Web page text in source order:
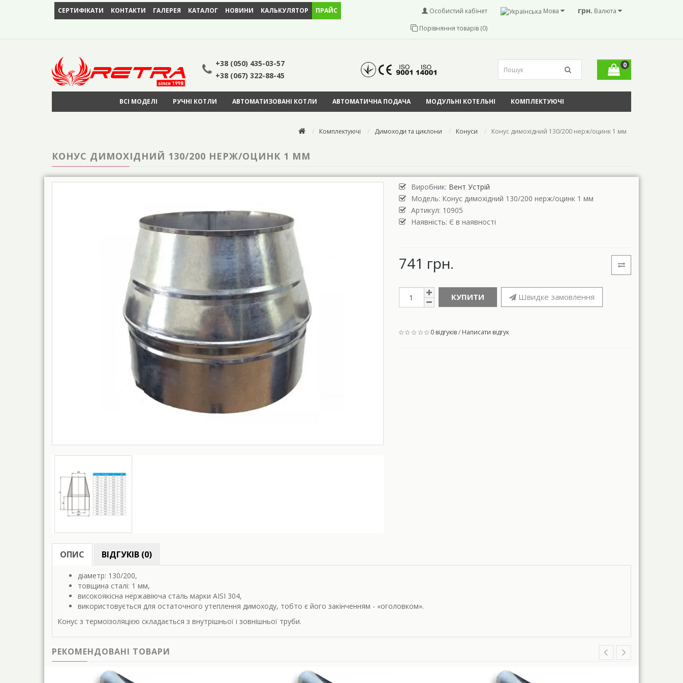
СЕРТИФІКАТИ КОНТАКТИ ГАЛЕРЕЯ КАТАЛОГ НОВИНИ КАЛЬКУЛЯТОР ПРАЙС грн. Валюта
Мова
Особистий кабінет
Порівняння товарів (0)
+38 (050) 435-03-57
+38 (067) 322-88-45
0
ВСІ МОДЕЛІ РУЧНІ КОТЛИ АВТОМАТИЗОВАНІ КОТЛИ АВТОМАТИЧНА ПОДАЧА МОДУЛЬНІ КОТЕЛЬНІ КОМПЛЕКТУЮЧІ
Комплектуючі Димоходи та циклони Конуси Конус димохідний 130/200 нерж/оцинк 1 мм
КОНУС ДИМОХІДНИЙ 130/200 НЕРЖ/ОЦИНК 1 ММ
Виробник: Вент Устрій
Модель: Конус димохідний 130/200 нерж/оцинк 1 мм
Артикул: 10905
Наявність: Є в наявності
741 грн.
КУПИТИ Швидке замовлення
0 відгуків/ Написати відгук
ОПИС ВІДГУКІВ (0)
діаметр: 130/200,
товщина сталі: 1 мм,
високоякісна нержавіюча сталь марки AISI 304,
використовується для остаточного утеплення димоходу, тобто є його закінченням - «оголовком».
Конус з термоізоляцією складається з внутрішньої і зовнішньої труби.
РЕКОМЕНДОВАНІ ТОВАРИ